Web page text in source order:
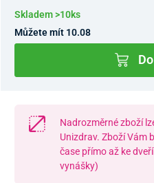
Skladem >10ks
Můžete mít 10.08
Nadrozměrné zboží
Unizdrav. Zboží Vám
čase přímo až ke
vynášky)